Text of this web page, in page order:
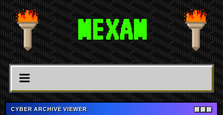
MEXAM
CYBER ARCHIVE VIEWER